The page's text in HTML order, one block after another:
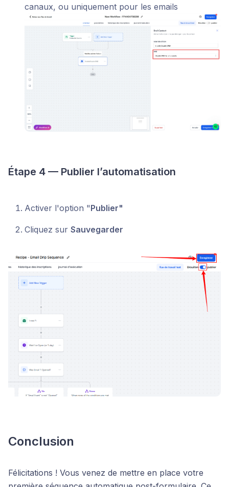
canaux, ou uniquement pour les emails
Étape 4 — Publier l’automatisation
Activer l'option "Publier"
Cliquez sur Sauvegarder
Conclusion
Félicitations ! Vous venez de mettre en place votre